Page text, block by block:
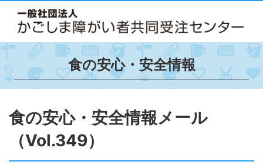
食の安心・安全情報
食の安心・安全情報メール
（Vol.349）